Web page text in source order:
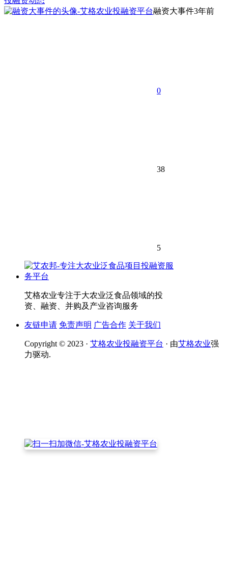
融资大事件3年前
0
38
5
艾格农业专注于大农业泛食品领域的投
资、融资、并购及产业咨询服务
友链申请 免责声明 广告合作 关于我们
Copyright © 2023 · 艾格农业投融资平台 · 由艾格农业强
力驱动.